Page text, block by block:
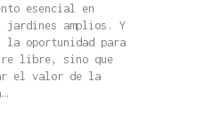
esencial en
jardines amplios. Y
la oportunidad para
libre, sino que
el valor de la